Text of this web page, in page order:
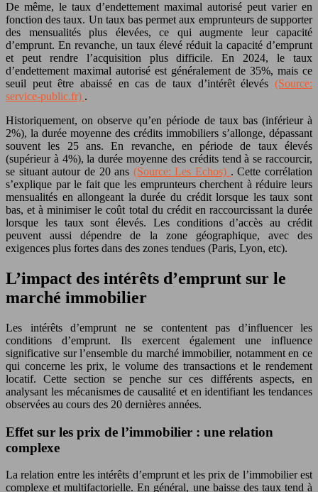
De même, le taux d’endettement maximal autorisé peut varier en
fonction des taux. Un taux bas permet aux emprunteurs de supporter
des mensualités plus élevées, ce qui augmente leur capacité
d’emprunt. En revanche, un taux élevé réduit la capacité d’emprunt
et peut rendre l’acquisition plus difficile. En 2024, le taux
d’endettement maximal autorisé est généralement de 35%, mais ce
seuil peut être abaissé en cas de taux d’intérêt élevés (Source:
service-public.fr) .
Historiquement, on observe qu’en période de taux bas (inférieur à
2%), la durée moyenne des crédits immobiliers s’allonge, dépassant
souvent les 25 ans. En revanche, en période de taux élevés
(supérieur à 4%), la durée moyenne des crédits tend à se raccourcir,
se situant autour de 20 ans (Source: Les Echos) . Cette corrélation
s’explique par le fait que les emprunteurs cherchent à réduire leurs
mensualités en allongeant la durée du crédit lorsque les taux sont
bas, et à minimiser le coût total du crédit en raccourcissant la durée
lorsque les taux sont élevés. Les conditions d’accès au crédit
peuvent aussi dépendre de la zone géographique, avec des
exigences plus fortes dans des zones tendues (Paris, Lyon, etc).
L’impact des intérêts d’emprunt sur le
marché immobilier
Les intérêts d’emprunt ne se contentent pas d’influencer les
conditions d’emprunt. Ils exercent également une influence
significative sur l’ensemble du marché immobilier, notamment en ce
qui concerne les prix, le volume des transactions et le rendement
locatif. Cette section se penche sur ces différents aspects, en
analysant les mécanismes de causalité et en identifiant les tendances
observées au cours des 20 dernières années.
Effet sur les prix de l’immobilier : une relation
complexe
La relation entre les intérêts d’emprunt et les prix de l’immobilier est
complexe et multifactorielle. En général, une baisse des taux tend à